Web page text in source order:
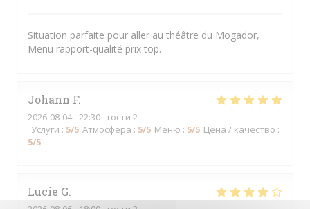
Situation parfaite pour aller au théâtre du Mogador,
Menu rapport-qualité prix top.
Johann F
2026-08-04- 22:30 - гости 2
Услуги : 5/5 Атмосфера : 5/5 Меню : 5/5 Цена / качество :
5/5
Lucie G